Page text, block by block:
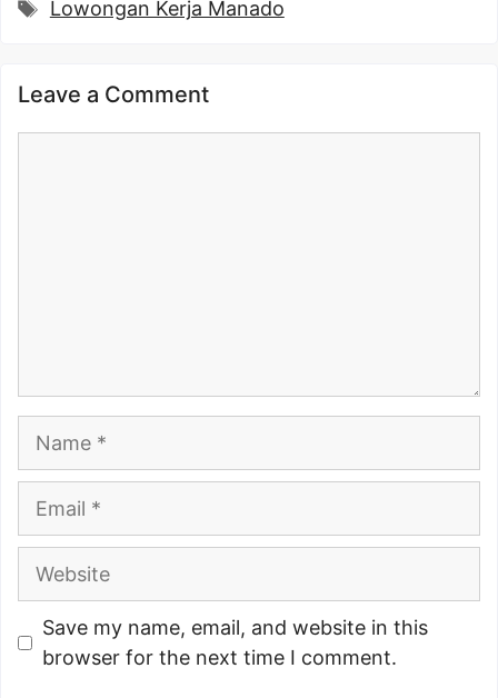
Tags
Lowongan Kerja Manado
Leave a Comment
Name
Email
Website
Save my name, email, and website in this
browser for the next time I comment.